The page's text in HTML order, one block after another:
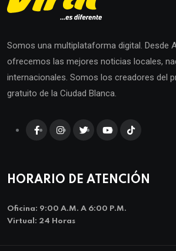
Somos una multiplataforma digital. Desde
ofrecemos las mejores noticias locales,
internacionales. Somos los creadores del
gratuito de la Ciudad Blanca.
HORARIO DE ATENCIÓN
Oficina: 9:00 A.m. A 6:00 P.m.
Virtual: 24 Horas